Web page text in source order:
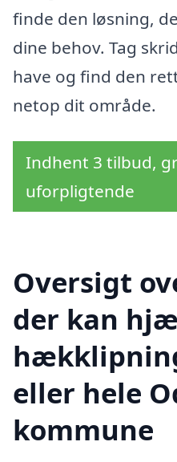
finde den løsning,
dine behov. Tag
have og find den
netop dit område.
Indhent 3 tilbud,
uforpligtende
Oversigt
der kan
eller hele
kommune